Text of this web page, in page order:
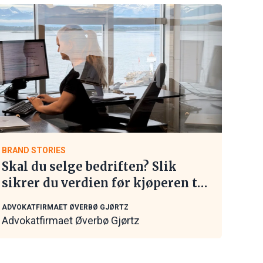
BRAND STORIES
Skal du selge bedriften? Slik
sikrer du verdien før kjøperen tar
ADVOKATFIRMAET ØVERBØ GJØRTZ
Advokatfirmaet Øverbø Gjørtz